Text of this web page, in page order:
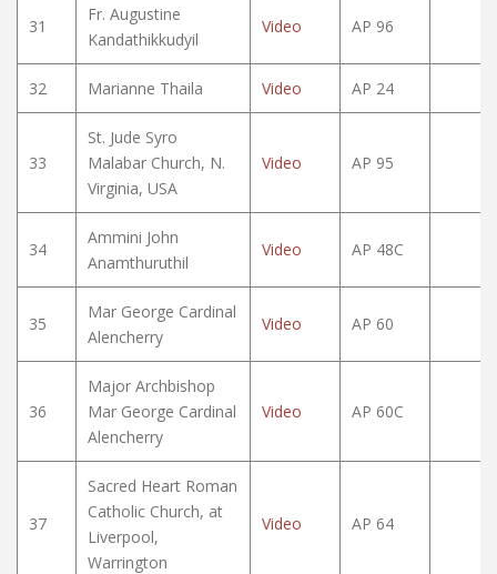
31
Fr. Augustine
Kandathikkudyil
Video AP 96
32 Marianne Thaila Video AP 24
33
St. Jude Syro
Malabar Church, N.
Virginia, USA
Video AP 95
34
Ammini John
Anamthuruthil
Video AP 48C
35
Mar George Cardinal
Alencherry
Video AP 60
36
Major Archbishop
Mar George Cardinal
Alencherry
Video AP 60C
37
Sacred Heart Roman
Catholic Church, at
Liverpool,
Warrington
Video AP 64